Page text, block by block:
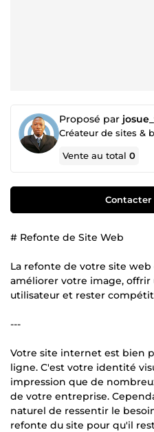
Proposé par
Vente au total0
Contacter
# Refonte de Site Web
La refonte de votre site
améliorer votre image,
utilisateur et rester
---
Votre site internet est bien
ligne. C'est votre identité
impression que de
de votre entreprise.
naturel de ressentir le
refonte du site pour qu'il